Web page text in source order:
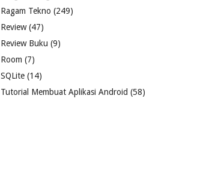
Ragam Tekno (249)
Review(47)
Review Buku (9)
Room (7)
SQLite (14)
Tutorial Membuat Aplikasi Android (58)